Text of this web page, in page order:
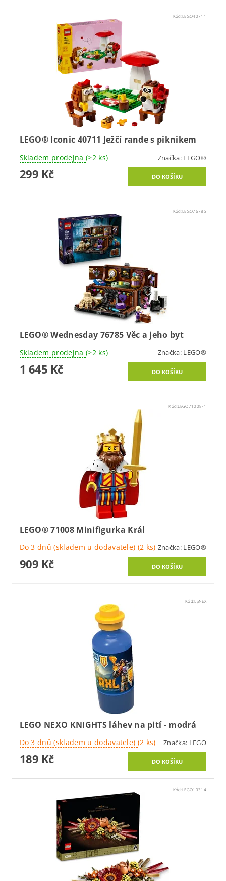
Kód:LEGO40711
LEGO® Iconic 40711 Ježčí rande s piknikem
Skladem prodejna (>2 ks) Značka: LEGO®
299 Kč
Kód:LEGO76785
LEGO® Wednesday 76785 Věc a jeho byt
Skladem prodejna (>2 ks) Značka: LEGO®
1 645 Kč
Kód:LEGO71008-1
LEGO® 71008 Minifigurka Král
Do 3 dnů (skladem u dodavatele) (2 ks) Značka: LEGO®
909 Kč
Kód:LSNEX
LEGO NEXO KNIGHTS láhev na pití - modrá
Do 3 dnů (skladem u dodavatele) (2 ks) Značka: LEGO
189 Kč
Kód:LEGO10314